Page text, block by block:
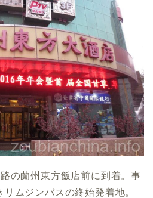
の蘭州東方飯店前に到着。事
ムジンバスの終始発着地。